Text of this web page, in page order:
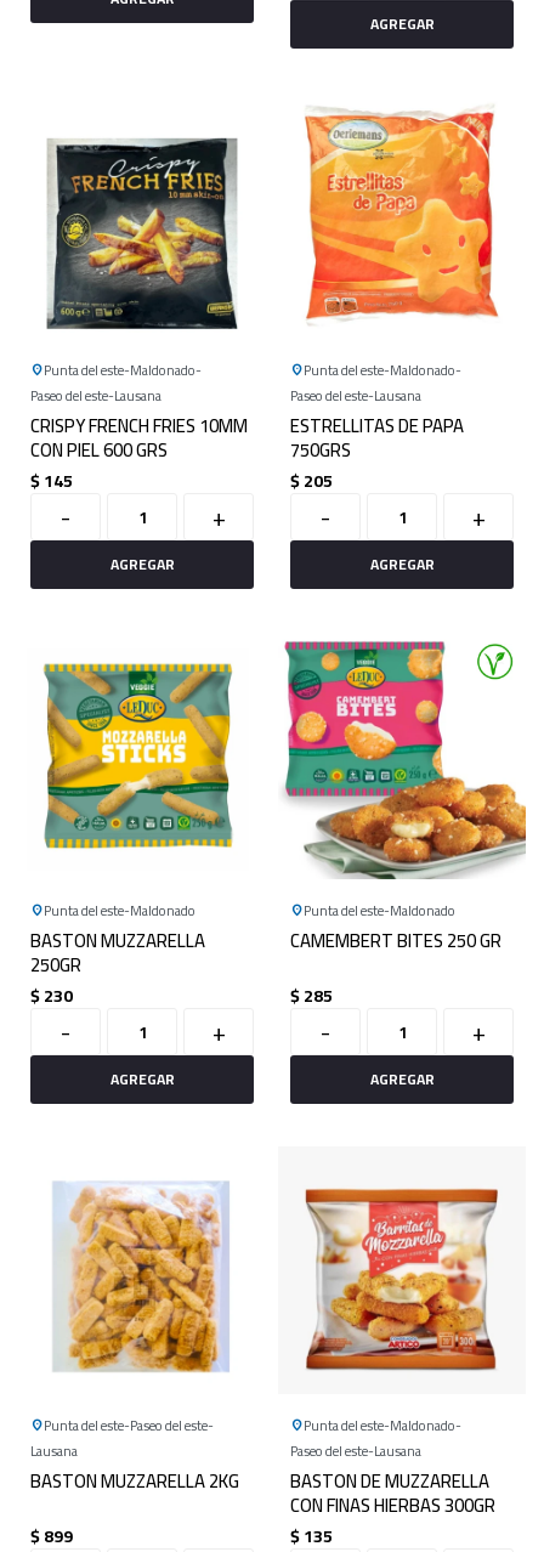
Punta del este Maldonado
Paseo del este Lausana
CRISPY FRENCH FRIES 10MM
CON PIEL 600 GRS
$145
- +
Punta del este Maldonado
Paseo del este Lausana
ESTRELLITAS DE PAPA
750GRS
$205
- +
Punta del este Maldonado
BASTON MUZZARELLA
250GR
$230
- +
Punta del este Maldonado
CAMEMBERT BITES 250 GR
$285
- +
Punta del este Paseo del este
Lausana
BASTON MUZZARELLA 2KG
$899
Punta del este Maldonado
Paseo del este Lausana
BASTON DE MUZZARELLA
CON FINAS HIERBAS 300GR
$135